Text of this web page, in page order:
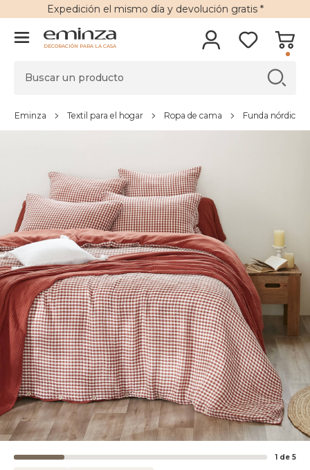
Expedición el mismo día y devolución gratis*
DECORACIÓN PARA LA CASA
Eminza Textil para el hogar Ropa de cama Funda nórdica
1 de 5